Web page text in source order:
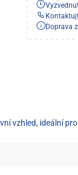
Doprava
vzhled, ideální